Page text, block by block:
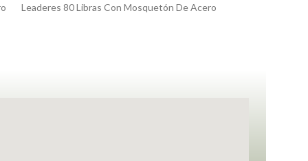
Leaderes 80 Libras Con Mosquetón De Acero